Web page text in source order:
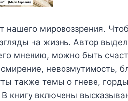
нашего мировоззрения.
на жизнь. Автор
мнению, можно быть
невозмутимость,
также темы о гневе,
книгу включены